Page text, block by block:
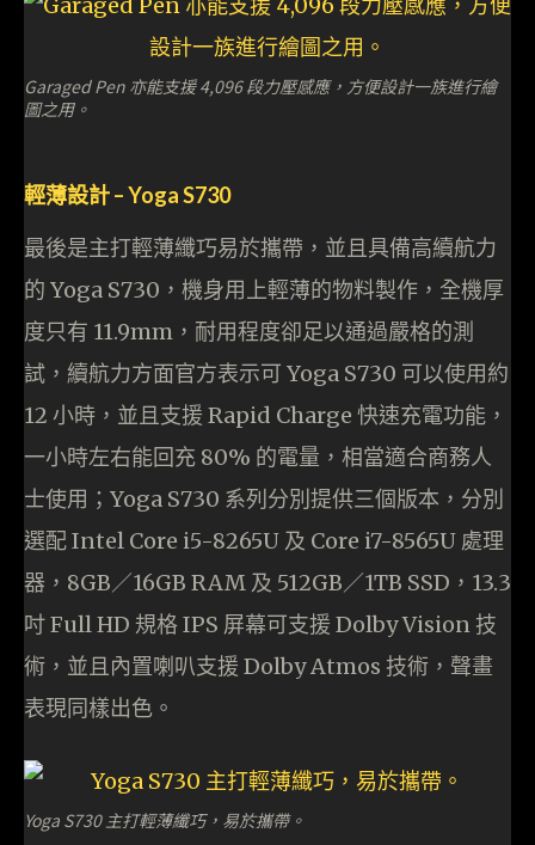
Garaged Pen 亦能支援 4,096 段力壓感應，方便設計一族進行繪
圖之用。
輕薄設計 – Yoga S730
最後是主打輕薄纖巧易於攜帶，並且具備高續航力
的 Yoga S730，機身用上輕薄的物料製作，全機厚
度只有 11.9mm，耐用程度卻足以通過嚴格的測
試，續航力方面官方表示可 Yoga S730 可以使用約
12 小時，並且支援 Rapid Charge 快速充電功能，
一小時左右能回充 80% 的電量，相當適合商務人
士使用；Yoga S730 系列分別提供三個版本，分別
選配 Intel Core i5-8265U 及 Core i7-8565U 處理
器，8GB／16GB RAM 及 512GB／1TB SSD，13.3
吋 Full HD 規格 IPS 屏幕可支援 Dolby Vision 技
術，並且內置喇叭支援 Dolby Atmos 技術，聲畫
表現同樣出色。
Yoga S730 主打輕薄纖巧，易於攜帶。